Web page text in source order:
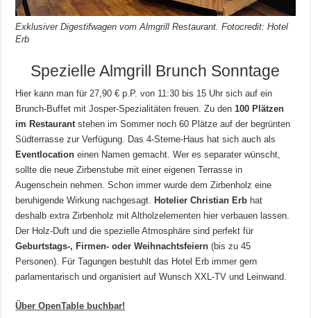
Exklusiver Digestifwagen vom Almgrill Restaurant. Fotocredit: Hotel
Erb
Spezielle Almgrill Brunch Sonntage
Hier kann man für 27,90 € p.P. von 11:30 bis 15 Uhr sich auf ein
Brunch-Buffet mit Josper-Spezialitäten freuen. Zu den 100 Plätzen
im Restaurant stehen im Sommer noch 60 Plätze auf der begrünten
Südterrasse zur Verfügung. Das 4-Sterne-Haus hat sich auch als
Eventlocation einen Namen gemacht. Wer es separater wünscht,
sollte die neue Zirbenstube mit einer eigenen Terrasse in
Augenschein nehmen. Schon immer wurde dem Zirbenholz eine
beruhigende Wirkung nachgesagt.
Hotelier Christian Erb hat
deshalb extra Zirbenholz mit Altholzelementen hier verbauen lassen.
Der Holz-Duft und die spezielle Atmosphäre sind perfekt für
Geburtstags-, Firmen- oder Weihnachtsfeiern (bis zu 45
Personen). Für Tagungen bestuhlt das Hotel Erb immer gern
parlamentarisch und organisiert auf Wunsch XXL-TV und Leinwand.
Über OpenTable buchbar!